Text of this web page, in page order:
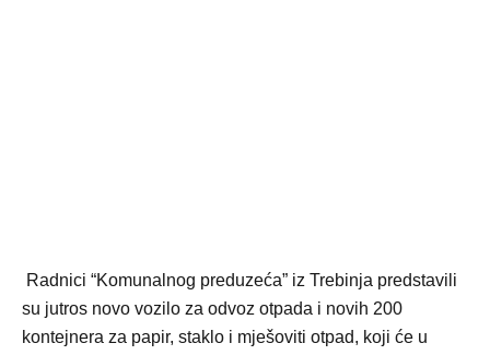
Radnici “Komunalnog preduzeća” iz Trebinja predstavili
su jutros novo vozilo za odvoz otpada i novih 200
kontejnera za papir, staklo i mješoviti otpad, koji će u